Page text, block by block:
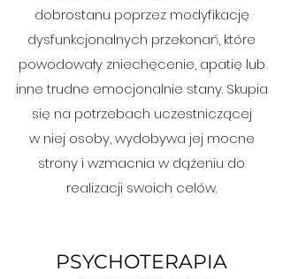
dobrostanu poprzez modyfikację
dysfunkcjonalnych przekonań, które
powodowały zniechęcenie, apatię lub
inne trudne emocjonalnie stany. Skupia
się na potrzebach uczestniczącej
w niej osoby, wydobywa jej mocne
strony i wzmacnia w dążeniu do
realizacji swoich celów.
PSYCHOTERAPIA